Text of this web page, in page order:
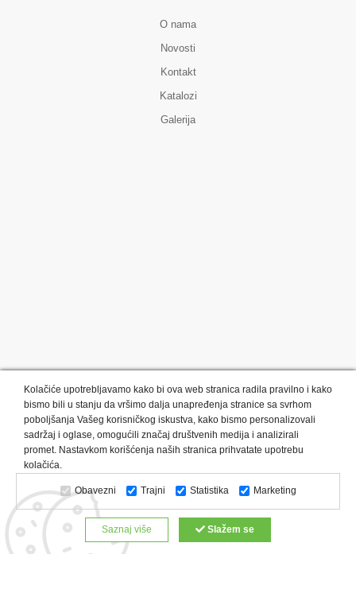
O nama
Novosti
Kontakt
Katalozi
Galerija
Kategorije proizvoda: Olovke i markeri
Privesci i trakice
Upaljači
USB Tehnologija Tekstil
Kačketi i kape
Notesi i rokovnici
Kancelarija Satovi
Kišobrani
Torbe i putovanja
Kuhinjski setovi
Alati i oprema
Relaksacija, lepota i zdravlje
Kalendari
Custom proizvodi
Digitalna štampa
Kolačiće upotrebljavamo kako bi ova web stranica radila pravilno i kako
bismo bili u stanju da vršimo dalja unapređenja stranice sa svrhom
poboljšanja Vašeg korisničkog iskustva, kako bismo personalizovali
sadržaj i oglase, omogućili značaj društvenih medija i analizirali
promet. Nastavkom korišćenja naših stranica prihvatate upotrebu
kolačića.
Obavezni Trajni Statistika Marketing
Saznaj više Slažem se